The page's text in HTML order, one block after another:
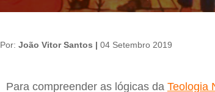
Por: João Vitor Santos | 04 Setembro 2019
Para compreender as lógicas da Teologia